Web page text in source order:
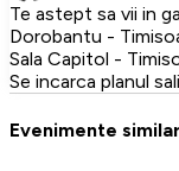
Te astept sa vii in
Dorobantu -
Sala Capitol -
Se incarca planul
Evenimente